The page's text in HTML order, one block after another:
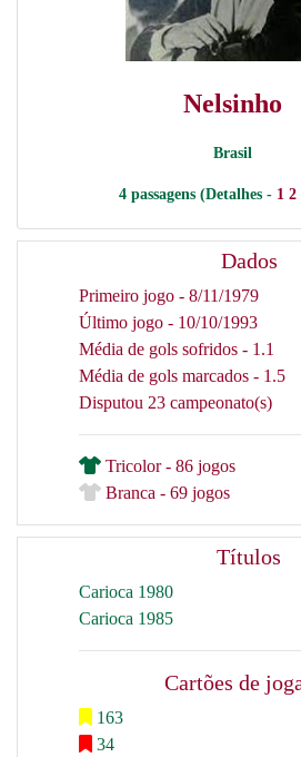
Nelsinho
Brasil
4 passagens (Detalhes - 1 2
Dados
Primeiro jogo - 8/11/1979
Último jogo - 10/10/1993
Média de gols sofridos - 1.1
Média de gols marcados - 1.5
Disputou 23 campeonato(s)
Tricolor - 86 jogos
Branca - 69 jogos
Títulos
Carioca 1980
Carioca 1985
Cartões de
163
34